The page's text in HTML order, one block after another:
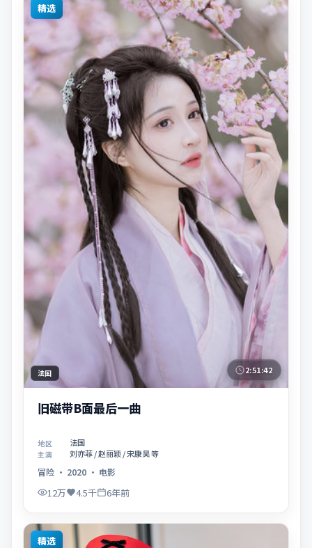
精选
法国 2:51:42
旧磁带B面最后一曲
地区 法国
主演 刘亦菲 / 赵丽颖 / 宋康昊 等
冒险 · 2020 · 电影
12万 4.5千 6年前
精选